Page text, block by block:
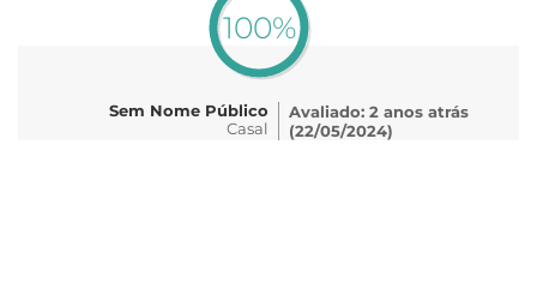
100%
Sem Nome Público
Casal
Avaliado: 2 anos atrás
(22/05/2024)